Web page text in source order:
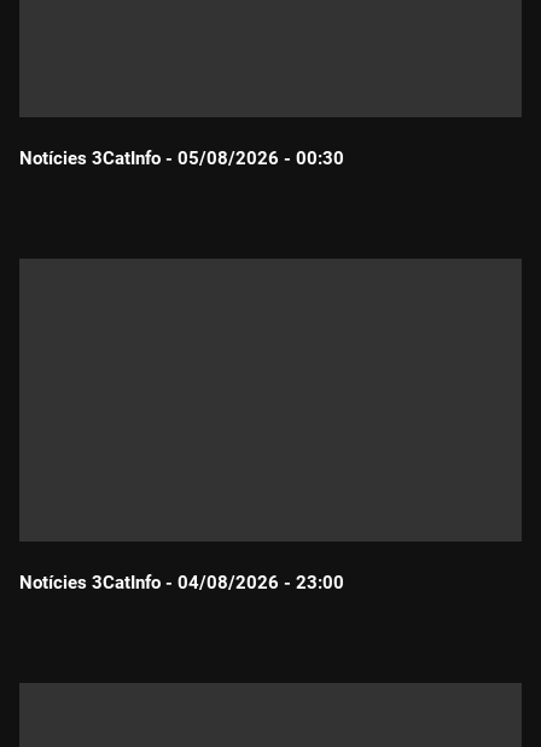
Notícies 3CatInfo - 05/08/2026 - 00:30
Notícies 3CatInfo - 04/08/2026 - 23:00